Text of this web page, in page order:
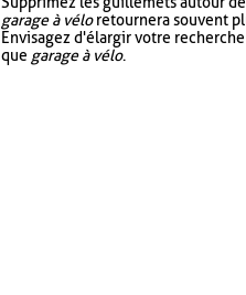
garage à véloretournera souvent
Envisagez d'élargir votre
que garage à vélo.